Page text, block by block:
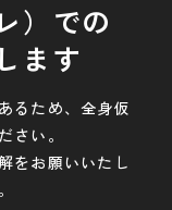
）での
ます
るため、全身仮
さい。
をお願いいたし